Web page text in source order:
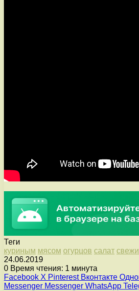
Теги
куриным мясом огурцов салат
24.06.2019
0 Время чтения: 1 минута
Facebook X Pinterest Вконтакте
Messenger Messenger WhatsApp